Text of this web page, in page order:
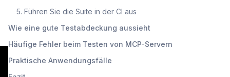
5. Führen Sie die Suite in der CI aus
Wie eine gute Testabdeckung aussieht
Häufige Fehler beim Testen von MCP-Servern
Praktische Anwendungsfälle